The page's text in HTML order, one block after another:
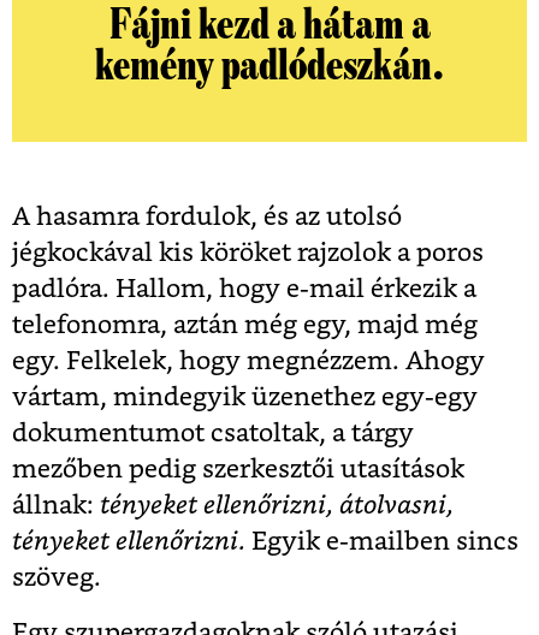
Fájni kezd a hátam a
kemény padlódeszkán.
A hasamra fordulok, és az utolsó
jégkockával kis köröket rajzolok a poros
padlóra. Hallom, hogy e-mail érkezik a
telefonomra, aztán még egy, majd még
egy. Felkelek, hogy megnézzem. Ahogy
vártam, mindegyik üzenethez egy-egy
dokumentumot csatoltak, a tárgy
mezőben pedig szerkesztői utasítások
állnak: tényeket ellenőrizni, átolvasni,
tényeket ellenőrizni. Egyik e-mailben sincs
szöveg.